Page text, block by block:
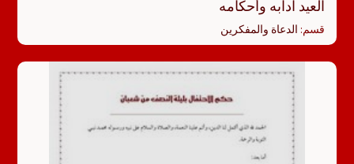
العيد اّدابه وأحكامه
قسم: الدعاة والمفكرين